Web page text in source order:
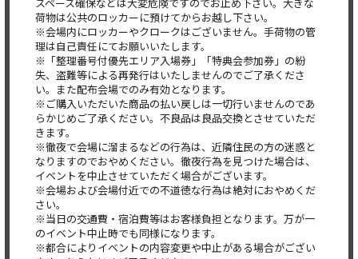
荷物は公共のロッカーに預けてからお越し下さい。
※会場内にロッカーやクロークはございません。手荷物の管
理は自己責任にてお願いいたします。
※「整理番号付優先エリア入場券」「特典会参加券」の紛
失、盗難等による再発行はいたしませんのでご了承くださ
い。また配布会場でのみ有効となります。
※ご購入いただいた商品の払い戻しは一切行いませんのであ
らかじめご了承ください。不良品は良品交換とさせていただ
きます。
※徹夜で会場に溜まるなどの行為は、近隣住民の方の迷惑と
なりますのでおやめください。徹夜行為を見つけた場合は、
イベントを中止させていただく場合がございます。
※会場および会場付近での不道徳な行為は絶対におやめくだ
さい。
※当日の交通費・宿泊費等はお客様負担となります。万が一
のイベント中止時でも同様になります。
※都合によりイベントの内容変更や中止がある場合がござい